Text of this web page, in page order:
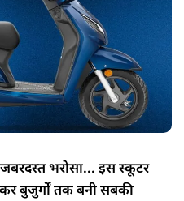
भरोसा... इस स्कूटर
बुजुर्गों तक बनी सबकी